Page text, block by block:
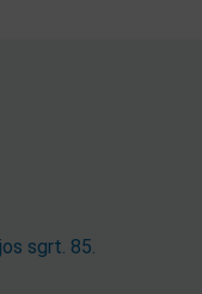
sgrt. 85.